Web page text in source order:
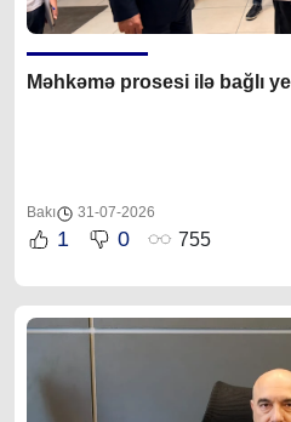
Məhkəmə prosesi ilə bağlı
Bakı 31-07-2026
1 0 755